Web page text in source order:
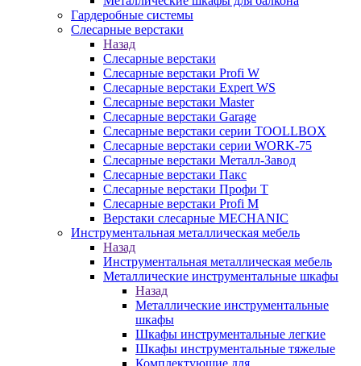
Гардеробные системы
Слесарные верстаки
Назад
Слесарные верстаки
Слесарные верстаки Profi W
Слесарные верстаки Expert WS
Слесарные верстаки Master
Слесарные верстаки Garage
Слесарные верстаки серии TOOLLBOX
Слесарные верстаки серии WORK-75
Слесарные верстаки Металл-Завод
Слесарные верстаки Пакс
Слесарные верстаки Профи Т
Слесарные верстаки Profi M
Верстаки слесарные MECHANIC
Инструментальная металлическая мебель
Назад
Инструментальная металлическая мебель
Металлические инструментальные шкафы
Назад
Металлические инструментальные
шкафы
Шкафы инструментальные легкие
Шкафы инструментальные тяжелые
Комплектующие для